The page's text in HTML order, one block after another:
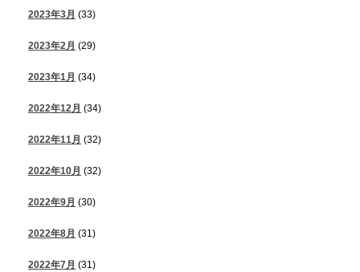
2023年3月 (33)
2023年2月 (29)
2023年1月 (34)
2022年12月 (34)
2022年11月 (32)
2022年10月 (32)
2022年9月 (30)
2022年8月 (31)
2022年7月 (31)